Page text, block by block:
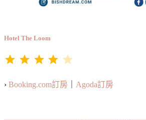
Hotel The Loom
› Booking.com訂房 Agoda訂房